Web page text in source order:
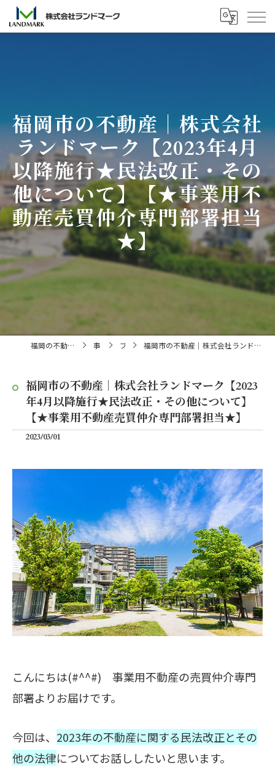
福岡市の不動産｜株式会社
ランドマーク【2023年4月
以降施行★民法改正・その
他について】【★事業用不
動産売買仲介専門部署担当
★】
福岡の不動産売買・仲介なら株式会社ランドマーク 事業内容 ブログ 福岡市の不動産｜株式会社ランドマーク【2023年4月以降施行★民法改正・その他について】【★事業用不動産売買仲介専門部署担当★】
福岡市の不動産｜株式会社ランドマーク【2023
年4月以降施行★民法改正・その他について】
【★事業用不動産売買仲介専門部署担当★】
2023/03/01
こんにちは(#^^#) 事業用不動産の売買仲介専門
部署よりお届けです。
今回は、 2023年の不動産に関する民法改正とその
他の法律についてお話ししたいと思います。